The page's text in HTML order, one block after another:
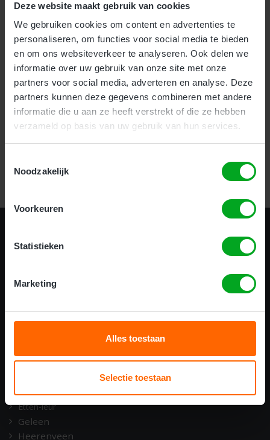
Deze website maakt gebruik van cookies
We gebruiken cookies om content en advertenties te
personaliseren, om functies voor social media te bieden
en om ons websiteverkeer te analyseren. Ook delen we
informatie over uw gebruik van onze site met onze
partners voor social media, adverteren en analyse. Deze
partners kunnen deze gegevens combineren met andere
informatie die u aan ze heeft verstrekt of die ze hebben
verzameld op basis van uw gebruik van hun services.
Noodzakelijk
Voorkeuren
Statistieken
Marketing
Alles toestaan
Selectie toestaan
Voor bedrijven bieden wij onze nieuwe en zeer effectieve
uurs Incompany trainingaan.
Als particulier kunt u uw hoogwerker certificaat halen
opmeerdere locatiesdoor heel het land.
Certificering in 1 uur!
Deventer
Emmen
Etten-leur
Geleen
Heerenveen